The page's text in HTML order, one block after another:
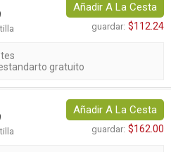
Añadir A La Cesta
guardar: $112.24
gratuito
Añadir A La Cesta
guardar: $162.00